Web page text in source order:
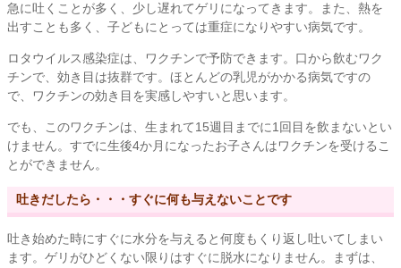
急に吐くことが多く、少し遅れてゲリになってきます。また、熱を
出すことも多く、子どもにとっては重症になりやすい病気です。
ロタウイルス感染症は、ワクチンで予防できます。口から飲むワク
チンで、効き目は抜群です。ほとんどの乳児がかかる病気ですの
で、ワクチンの効き目を実感しやすいと思います。
でも、このワクチンは、生まれて15週目までに1回目を飲まないとい
けません。すでに生後4か月になったお子さんはワクチンを受けるこ
とができません。
吐きだしたら・・・すぐに何も与えないことです
吐き始めた時にすぐに水分を与えると何度もくり返し吐いてしまい
ます。ゲリがひどくない限りはすぐに脱水になりません。まずは、